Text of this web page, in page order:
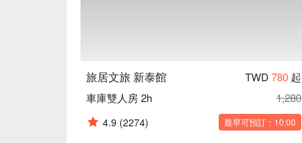
旅居文旅 新泰館 TWD 780 起
車庫雙人房 2h
1,280
4.9 (2274) 最早可預訂：10:00